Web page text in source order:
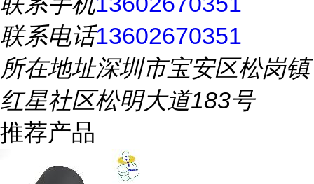
联系电话13602670351
所在地址深圳市宝安区松岗镇
红星社区松明大道183号
推荐产品